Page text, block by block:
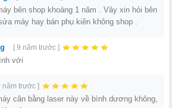
bên shop khoảng 1 năm . Vây xin hỏi bên
máy hay bán phụ kiên không shop .
[ 9 năm trước ]
với
năm trước ]
cân bằng laser này về bình dương không,